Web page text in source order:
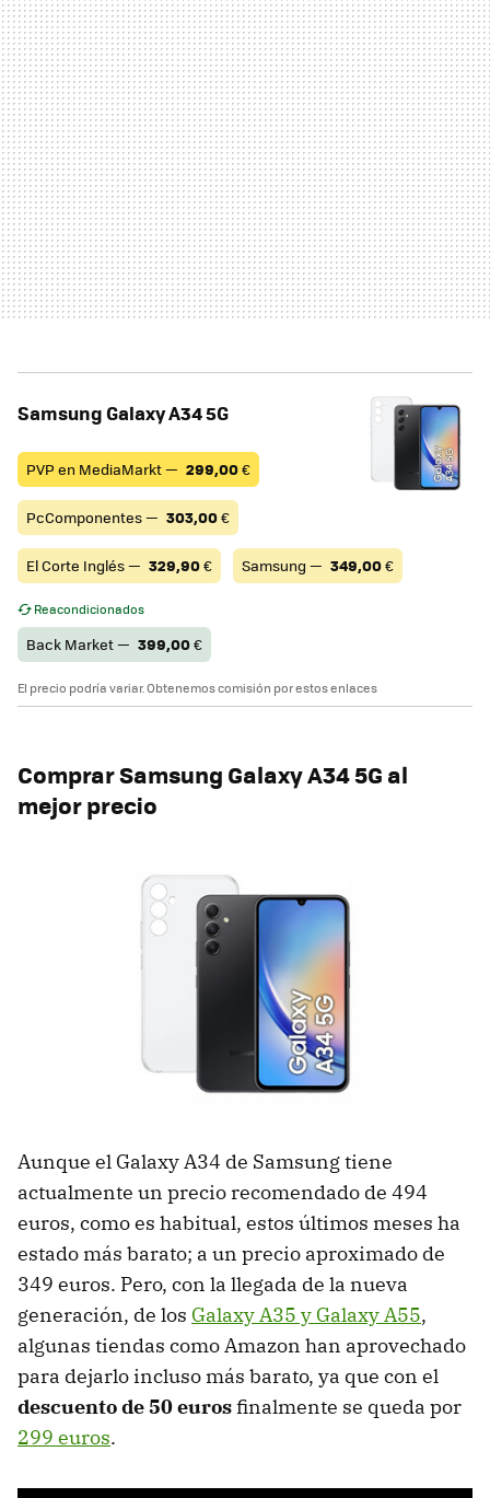
Samsung Galaxy A34 5G
PVP en MediaMarkt — 299,00€
PcComponentes — 303,00€
El Corte Inglés — 329,90€ Samsung — 349,00€
Reacondicionados
Back Market — 399,00€
El precio podría variar. Obtenemos comisión por estos enlaces
Comprar Samsung Galaxy A34 5G al
mejor precio
Aunque el Galaxy A34 de Samsung tiene
actualmente un precio recomendado de 494
euros, como es habitual, estos últimos meses ha
estado más barato; a un precio aproximado de
349 euros. Pero, con la llegada de la nueva
generación, de los Galaxy A35 y Galaxy A55,
algunas tiendas como Amazon han aprovechado
para dejarlo incluso más barato, ya que con el
descuento de 50 eurosfinalmente se queda por
299 euros.